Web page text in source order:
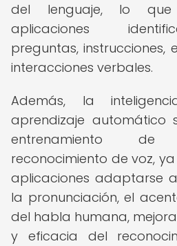
del lenguaje, lo
aplicaciones
preguntas, instrucciones,
interacciones verbales.
Además, la
aprendizaje automático
entrenamiento
reconocimiento de voz,
aplicaciones adaptarse
la pronunciación, el
del habla humana,
y eficacia del